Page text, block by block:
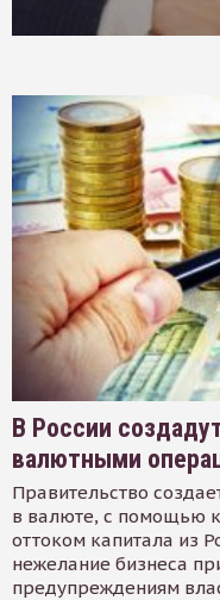
В России
валютными
Правительство
в валюте, с помощью
оттоком капитала из
нежелание бизнеса
предупреждениям